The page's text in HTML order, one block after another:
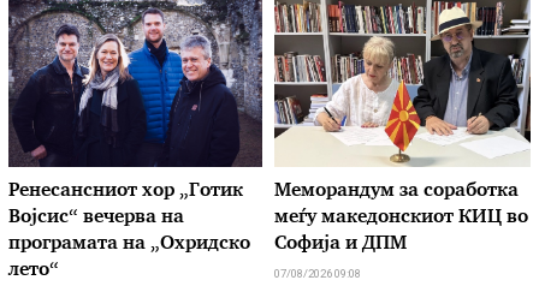
Ренесансниот хор „Готик
Војсис“ вечерва на
програмата на „Охридско
лето“
Меморандум за соработка
меѓу македонскиот КИЦ во
Софија и ДПМ
07/08/2026 09:08